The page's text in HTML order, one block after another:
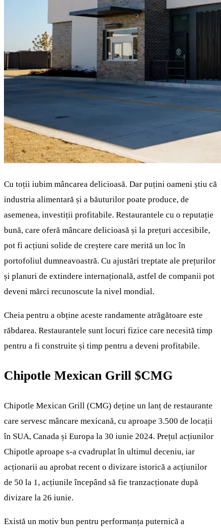
Cu toții iubim mâncarea delicioasă. Dar puțini oameni știu că
industria alimentară și a băuturilor poate produce, de
asemenea, investiții profitabile. Restaurantele cu o reputație
bună, care oferă mâncare delicioasă și la prețuri accesibile,
pot fi acțiuni solide de creștere care merită un loc în
portofoliul dumneavoastră. Cu ajustări treptate ale prețurilor
și planuri de extindere internațională, astfel de companii pot
deveni mărci recunoscute la nivel mondial.
Cheia pentru a obține aceste randamente atrăgătoare este
răbdarea. Restaurantele sunt locuri fizice care necesită timp
pentru a fi construite și timp pentru a deveni profitabile.
Chipotle Mexican Grill $CMG
Chipotle Mexican Grill (CMG) deține un lanț de restaurante
care servesc mâncare mexicană, cu aproape 3.500 de locații
în SUA, Canada și Europa la 30 iunie 2024. Prețul acțiunilor
Chipotle aproape s-a cvadruplat în ultimul deceniu, iar
acționarii au aprobat recent o divizare istorică a acțiunilor
de 50 la 1, acțiunile începând să fie tranzacționate după
divizare la 26 iunie.
Există un motiv bun pentru performanța puternică a